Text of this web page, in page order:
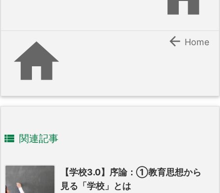
  Home
 関連記事
【学校3.0】序論：①教育思想から
見る「学校」とは